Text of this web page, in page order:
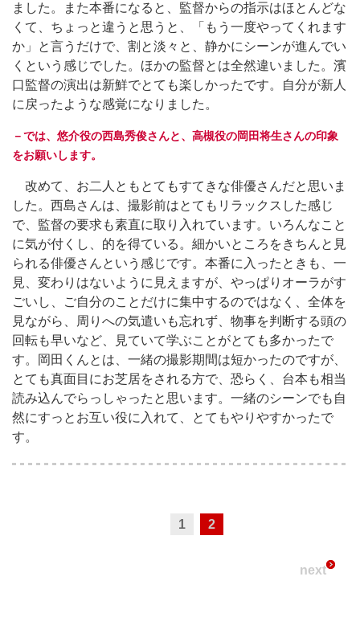
ました。また本番になると、監督からの指示はほとんどな
くて、ちょっと違うと思うと、「もう一度やってくれます
か」と言うだけで、割と淡々と、静かにシーンが進んでい
くという感じでした。ほかの監督とは全然違いました。濱
口監督の演出は新鮮でとても楽しかったです。自分が新人
に戻ったような感覚になりました。
－では、悠介役の西島秀俊さんと、高槻役の岡田将生さんの印象
をお願いします。
改めて、お二人ともとてもすてきな俳優さんだと思いま
した。西島さんは、撮影前はとてもリラックスした感じ
で、監督の要求も素直に取り入れています。いろんなこと
に気が付くし、的を得ている。細かいところをきちんと見
られる俳優さんという感じです。本番に入ったときも、一
見、変わりはないように見えますが、やっぱりオーラがす
ごいし、ご自分のことだけに集中するのではなく、全体を
見ながら、周りへの気遣いも忘れず、物事を判断する頭の
回転も早いなど、見ていて学ぶことがとても多かったで
す。岡田くんとは、一緒の撮影期間は短かったのですが、
とても真面目にお芝居をされる方で、恐らく、台本も相当
読み込んでらっしゃったと思います。一緒のシーンでも自
然にすっとお互い役に入れて、とてもやりやすかったで
す。
1 2
next